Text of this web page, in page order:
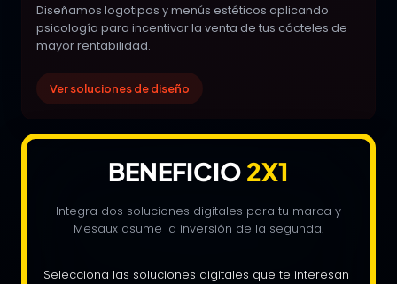
Diseñamos logotipos y menús estéticos aplicando
psicología para incentivar la venta de tus cócteles de
mayor rentabilidad.
Ver soluciones de diseño
BENEFICIO 2X1
Integra dos soluciones digitales para tu marca y
Mesaux asume la inversión de la segunda.
Selecciona las soluciones digitales que te interesan